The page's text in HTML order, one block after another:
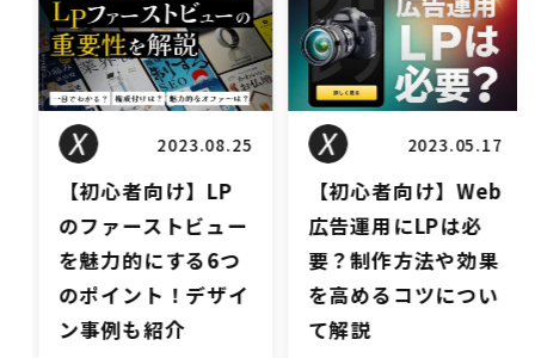
2023.08.25
【初心者向け】LP
のファーストビュー
を魅力的にする6つ
のポイント！デザイ
ン事例も紹介
2023.05.17
【初心者向け】Web
広告運用にLPは必
要？制作方法や効果
を高めるコツについ
て解説